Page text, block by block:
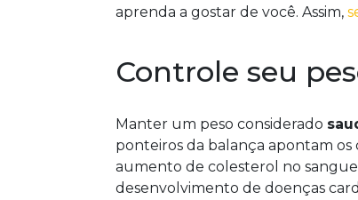
aprenda a gostar de você. Assim,
Controle seu
Manter um peso considerado
ponteiros da balança apontam os
aumento de colesterol no
desenvolvimento de doenças